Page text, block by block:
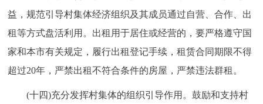
益，规范引导村集体经济组织及其成员通过自营、合作、出
租等方式盘活利用。出租用于居住或经营的，要严格遵守国
家和本市有关规定，履行出租登记手续，租赁合同期限不得
超过20年，严禁出租不符合条件的房屋，严禁违法群租。
(十四)充分发挥村集体的组织引导作用。鼓励和支持村